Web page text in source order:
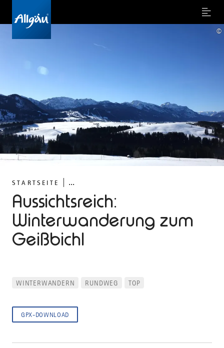
Menu
STARTSEITE ...
Aussichtsreich:
Winterwanderung zum
Geißbichl
©
WINTERWANDERN RUNDWEG TOP
GPX-DOWNLOAD